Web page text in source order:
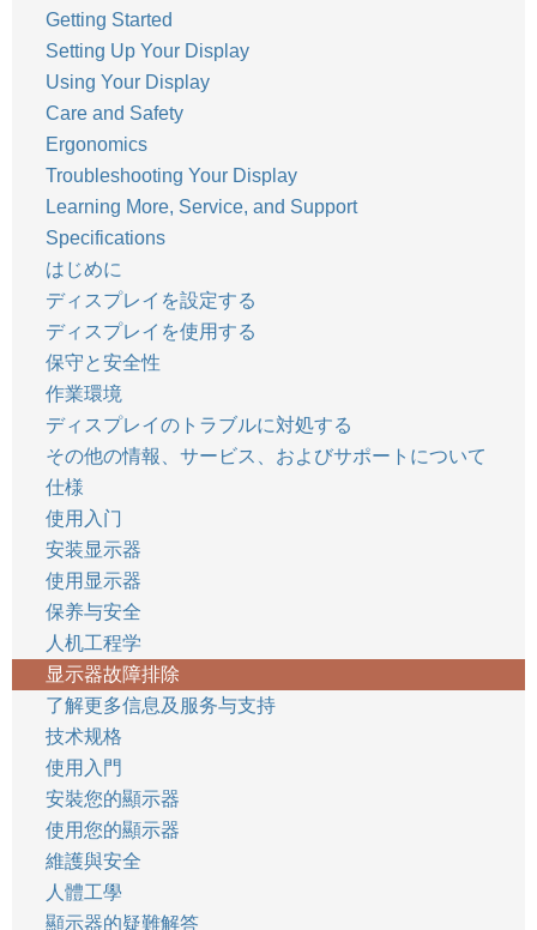
Getting Started
Setting Up Your Display
Using Your Display
Care and Safety
Ergonomics
Troubleshooting Your Display
Learning More, Service, and Support
Specifications
はじめに
ディスプレイを設定する
ディスプレイを使用する
保守と安全性
作業環境
ディスプレイのトラブルに対処する
その他の情報、サービス、およびサポートについて
仕様
使用入门
安装显示器
使用显示器
保养与安全
人机工程学
显示器故障排除
了解更多信息及服务与支持
技术规格
使用入門
安裝您的顯示器
使用您的顯示器
維護與安全
人體工學
顯示器的疑難解答